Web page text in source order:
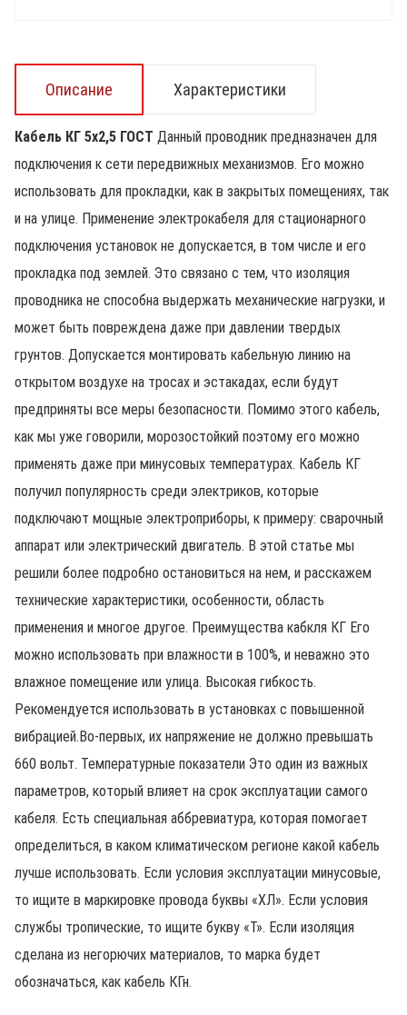
Описание Характеристики
Кабель КГ 5х2,5 ГОСТ Данный проводник предназначен для
подключения к сети передвижных механизмов. Его можно
использовать для прокладки, как в закрытых помещениях, так
и на улице. Применение электрокабеля для стационарного
подключения установок не допускается, в том числе и его
прокладка под землей. Это связано с тем, что изоляция
проводника не способна выдержать механические нагрузки, и
может быть повреждена даже при давлении твердых
грунтов. Допускается монтировать кабельную линию на
открытом воздухе на тросах и эстакадах, если будут
предприняты все меры безопасности. Помимо этого кабель,
как мы уже говорили, морозостойкий поэтому его можно
применять даже при минусовых температурах. Кабель КГ
получил популярность среди электриков, которые
подключают мощные электроприборы, к примеру: сварочный
аппарат или электрический двигатель. В этой статье мы
решили более подробно остановиться на нем, и расскажем
технические характеристики, особенности, область
применения и многое другое. Преимущества кабкля КГ Его
можно использовать при влажности в 100%, и неважно это
влажное помещение или улица. Высокая гибкость.
Рекомендуется использовать в установках с повышенной
вибрацией.Во-первых, их напряжение не должно превышать
660 вольт. Температурные показатели Это один из важных
параметров, который влияет на срок эксплуатации самого
кабеля. Есть специальная аббревиатура, которая помогает
определиться, в каком климатическом регионе какой кабель
лучше использовать. Если условия эксплуатации минусовые,
то ищите в маркировке провода буквы «ХЛ». Если условия
службы тропические, то ищите букву «Т». Если изоляция
сделана из негорючих материалов, то марка будет
обозначаться, как кабель КГн.